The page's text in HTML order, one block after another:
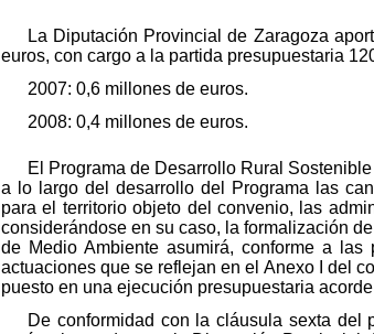
La Diputación Provincial de Zaragoza
euros, con cargo a la partida presupuestaria
2007: 0,6 millones de euros.
2008: 0,4 millones de euros.
El Programa de Desarrollo Rural
a lo largo del desarrollo del Programa las
para el territorio objeto del convenio, las
considerándose en su caso, la formalización
de Medio Ambiente asumirá, conforme a
actuaciones que se reflejan en el Anexo I del
puesto en una ejecución presupuestaria
De conformidad con la cláusula sexta del